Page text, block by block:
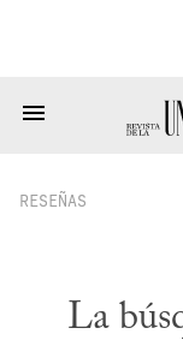
RESEÑAS
La